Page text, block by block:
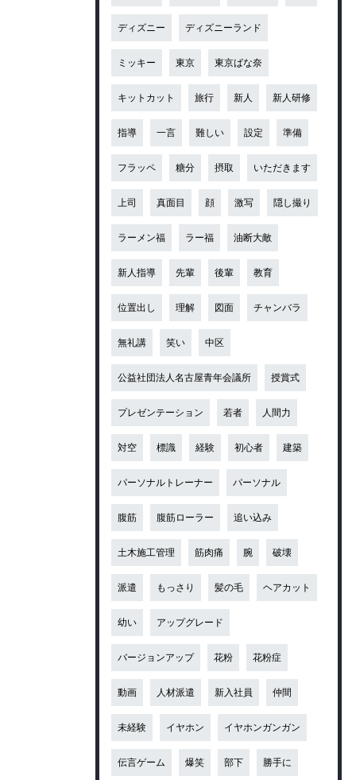
ディズニー ディズニーランド
ミッキー 東京 東京ばな奈
キットカット 旅行 新人 新人研修
指導 一言 難しい 設定 準備
フラッペ 糖分 摂取 いただきます
上司 真面目 顔 激写 隠し撮り
ラーメン福 ラー福 油断大敵
新人指導 先輩 後輩 教育
位置出し 理解 図面 チャンバラ
無礼講 笑い 中区
公益社団法人名古屋青年会議所 授賞式
プレゼンテーション 若者 人間力
対空 標識 経験 初心者 建築
パーソナルトレーナー パーソナル
腹筋 腹筋ローラー 追い込み
土木施工管理 筋肉痛 腕 破壊
派遣 もっさり 髪の毛 ヘアカット
幼い アップグレード
バージョンアップ 花粉 花粉症
動画 人材派遣 新入社員 仲間
未経験 イヤホン イヤホンガンガン
伝言ゲーム 爆笑 部下 勝手に